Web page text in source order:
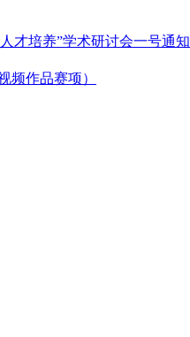
才培养”学术研讨会一号通知
频作品赛项）